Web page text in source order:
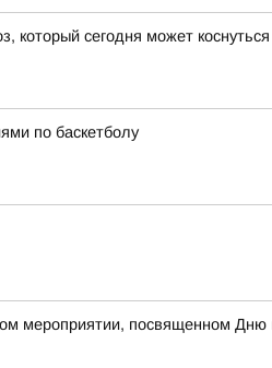
который сегодня может
по баскетболу
мероприятии, посвященном